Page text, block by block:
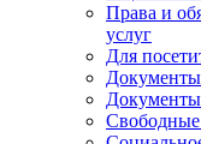
Права и
услуг
Для
Свободные